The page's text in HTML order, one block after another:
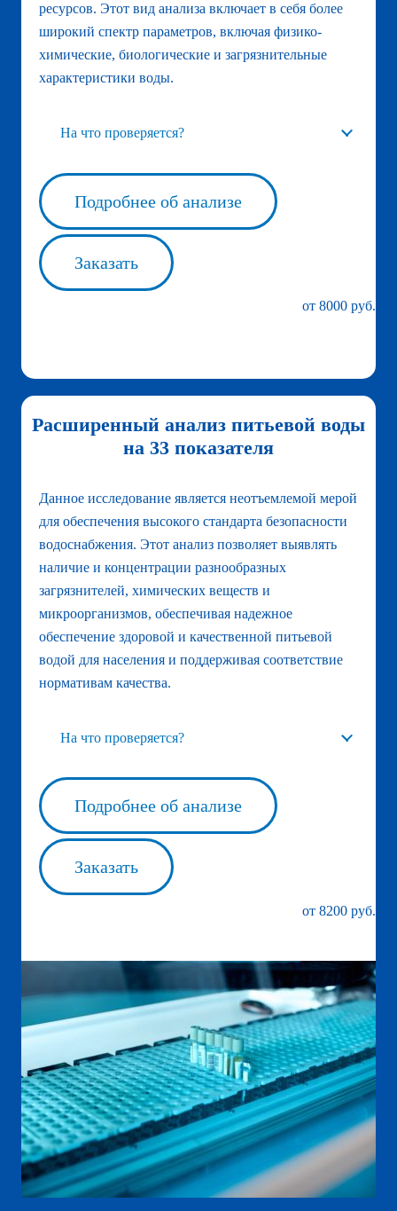
ресурсов. Этот вид анализа включает в себя более
широкий спектр параметров, включая физико-
химические, биологические и загрязнительные
характеристики воды.
На что проверяется?
Подробнее об анализе
Заказать
от 8000 руб.
Расширенный анализ питьевой воды
на 33 показателя
Данное исследование является неотъемлемой мерой
для обеспечения высокого стандарта безопасности
водоснабжения. Этот анализ позволяет выявлять
наличие и концентрации разнообразных
загрязнителей, химических веществ и
микроорганизмов, обеспечивая надежное
обеспечение здоровой и качественной питьевой
водой для населения и поддерживая соответствие
нормативам качества.
На что проверяется?
Подробнее об анализе
Заказать
от 8200 руб.